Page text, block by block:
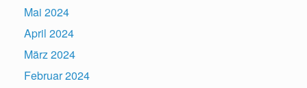
Mai 2024
April 2024
März 2024
Februar 2024